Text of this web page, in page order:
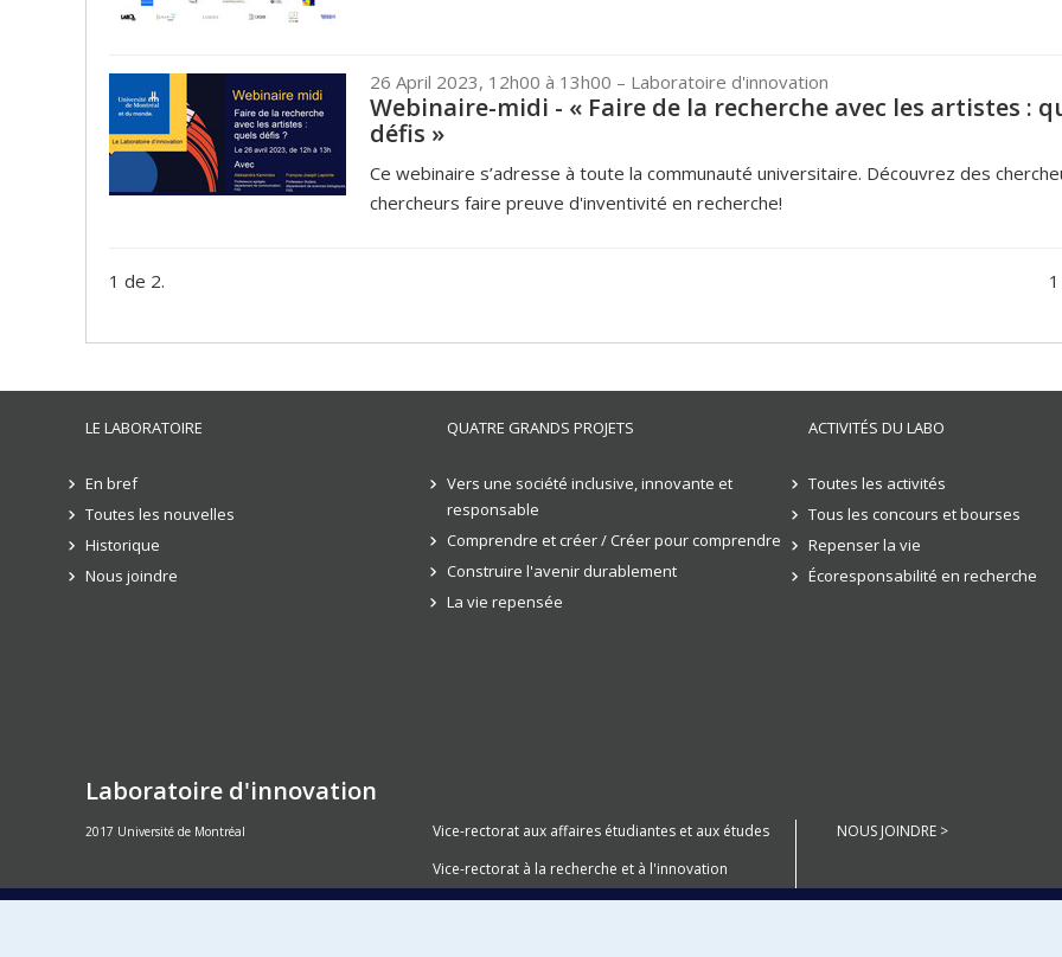
26 April 2023, 12h00 à 13h00 – Laboratoire d'innovation
Webinaire-midi - « Faire de la recherche avec les artistes :
défis »
Ce webinaire s’adresse à toute la communauté universitaire. Découvrez des
chercheurs faire preuve d'inventivité en recherche!
1 de 2. 1
LE LABORATOIRE
En bref
Toutes les nouvelles
Historique
Nous joindre
QUATRE GRANDS PROJETS
Vers une société inclusive, innovante et
responsable
Comprendre et créer / Créer pour comprendre
Construire l'avenir durablement
La vie repensée
ACTIVITÉS DU LABO
Toutes les activités
Tous les concours et bourses
Repenser la vie
Écoresponsabilité en recherche
Laboratoire d'innovation
2017 Université de Montréal
Vice-rectorat aux affaires étudiantes et aux études
Vice-rectorat à la recherche et à l'innovation
NOUS JOINDRE >